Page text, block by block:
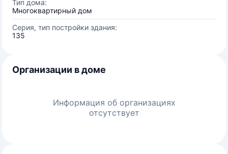
Тип дома:
Многоквартирный дом
Серия, тип постройки здания:
135
Организации в доме
Информация об организациях
отсутствует